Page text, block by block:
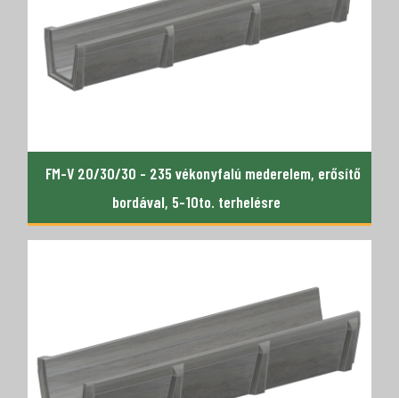
FM-V 20/30/30 - 235 vékonyfalú mederelem, erősítő
bordával, 5-10to. terhelésre